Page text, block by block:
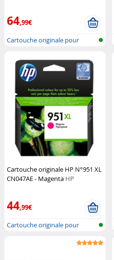
64,99€
Cartouche originale pour
Cartouche originale HP N°951 XL
CN047AE - Magenta HP
44,99€
Cartouche originale pour